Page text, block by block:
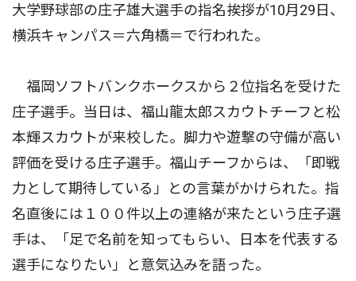
大学野球部の庄子雄大選手の指名挨拶が10月29日、
横浜キャンパス＝六角橋＝で行われた。
福岡ソフトバンクホークスから２位指名を受けた
庄子選手。当日は、福山龍太郎スカウトチーフと松
本輝スカウトが来校した。脚力や遊撃の守備が高い
評価を受ける庄子選手。福山チーフからは、「即戦
力として期待している」との言葉がかけられた。指
名直後には１００件以上の連絡が来たという庄子選
手は、「足で名前を知ってもらい、日本を代表する
選手になりたい」と意気込みを語った。